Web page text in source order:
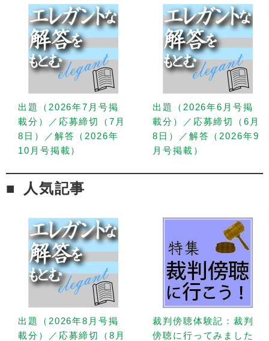
出題（2026年7月号掲
載分）／応募締切（7月
8日）／解答（2026年
10月号掲載）
出題（2026年6月号掲
載分）／応募締切（6月
8日）／解答（2026年9
月号掲載）
人気記事
出題（2026年8月号掲
載分）／応募締切（8月
裁判傍聴体験記：裁判
傍聴に行ってみました